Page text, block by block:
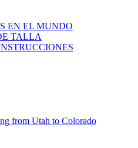
EN EL MUNDO
TALLA
from Utah to Colorado